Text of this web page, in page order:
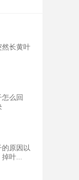
然长黄叶
么回
的原因以
掉叶...